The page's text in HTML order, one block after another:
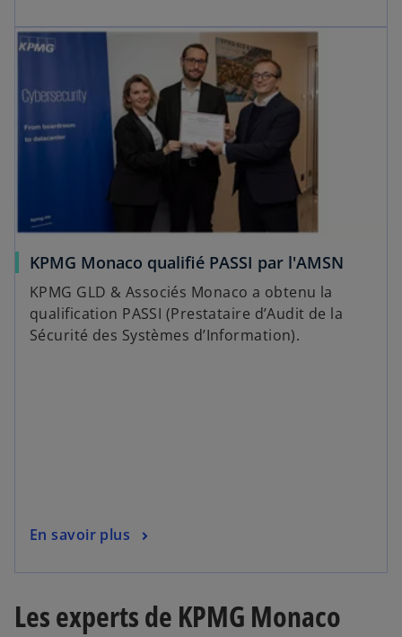
KPMG Monaco qualifié PASSI par l'AMSN
KPMG GLD & Associés Monaco a obtenu la
qualification PASSI (Prestataire d’Audit de la
Sécurité des Systèmes d’Information).
En savoir plus
Les experts de KPMG Monaco